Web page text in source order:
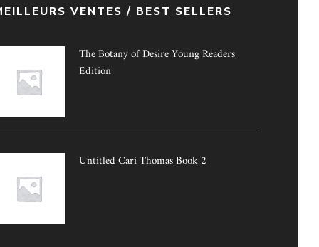
VENTES / BEST SELLERS
The Botany of Desire Young Readers
Edition
Untitled Cari Thomas Book 2